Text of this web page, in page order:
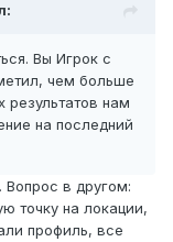
Вы Игрок с
чем больше
результатов нам
на последний
Вопрос в другом:
точку на локации,
профиль, все